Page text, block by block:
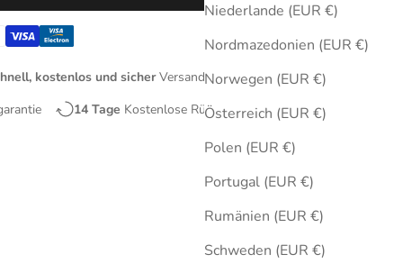
Niederlande (EUR €)
Nordmazedonien (EUR €)
Norwegen (EUR €)
Österreich (EUR €)
Polen (EUR €)
Portugal (EUR €)
Rumänien (EUR €)
Schweden (EUR €)
kostenlos und sicherVersand
14 Tage Kostenlose Rücksendungen